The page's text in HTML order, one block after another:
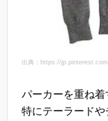
出典：https://
パーカーを重ね着
特にテーラード